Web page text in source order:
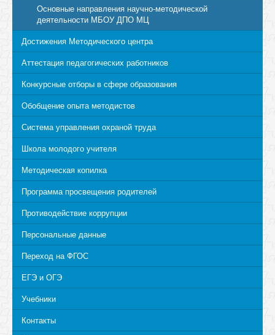
Основные направления научно-методической
деятельности МБОУ ДПО МЦ
Достижения Методического центра
Аттестация педагогических работников
Конкурсные отборы в сфере образования
Обобщение опыта методистов
Система управления охраной труда
Школа молодого учителя
Методическая копилка
Программа просвещения родителей
Противодействие коррупции
Персональные данные
Переход на ФГОС
ЕГЭ и ОГЭ
Учебники
Контакты